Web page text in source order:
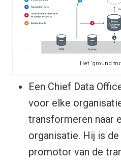
Het ‘ground
Een Chief Data
voor elke
transformeren naar
organisatie. Hij is de
promotor van de